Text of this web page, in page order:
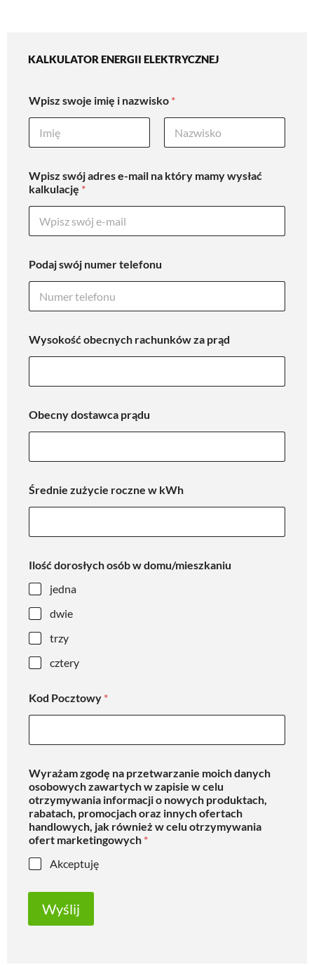
KALKULATOR ENERGII ELEKTRYCZNEJ​
Wpisz swoje imię i nazwisko *
Wpisz swój adres e-mail na który mamy wysłać
kalkulację *
Podaj swój numer telefonu
Wysokość obecnych rachunków za prąd
Obecny dostawca prądu
Średnie zużycie roczne w kWh
Ilość dorosłych osób w domu/mieszkaniu
jedna
dwie
trzy
cztery
Kod Pocztowy *
Wyrażam zgodę na przetwarzanie moich danych
osobowych zawartych w zapisie w celu
otrzymywania informacji o nowych produktach,
rabatach, promocjach oraz innych ofertach
handlowych, jak również w celu otrzymywania
ofert marketingowych *
Akceptuję
Wyślij